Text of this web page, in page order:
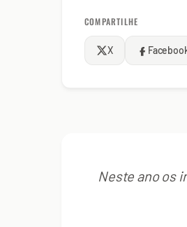
COMPARTILHE
X
Neste ano os